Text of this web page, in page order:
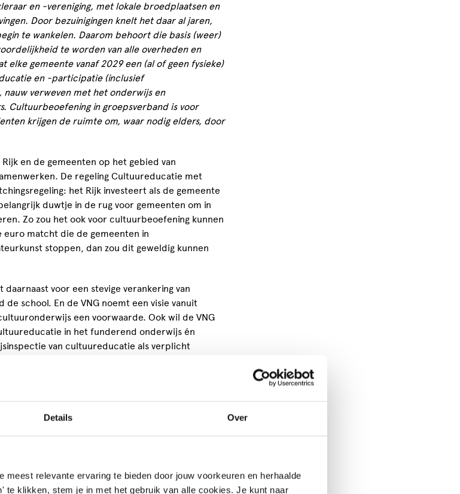
Details Over
relevante ervaring te bieden door jouw voorkeuren en herhaalde
te klikken, stem je in met het gebruik van alle cookies. Je kunt naar
en -vereniging, met lokale broedplaatsen en
Door bezuinigingen knelt het daar al jaren,
te wankelen. Daarom behoort die basis (weer)
te worden van alle overheden en
elke gemeente vanaf 2029 een (al of geen fysieke)
en -participatie (inclusief
verweven met het onderwijs en
Cultuurbeoefening in groepsverband is voor
krijgen de ruimte om, waar nodig elders, door
en de gemeenten op het gebied van
De regeling Cultuureducatie met
het Rijk investeert als de gemeente
duwtje in de rug voor gemeenten om in
Zo zou het ook voor cultuurbeoefening kunnen
matcht die de gemeenten in
stoppen, dan zou dit geweldig kunnen
voor een stevige verankering van
school. En de VNG noemt een visie vanuit
een voorwaarde. Ook wil de VNG
in het funderend onderwijs én
van cultuureducatie als verplicht
amateurs
om de strikte scheiding tussen professionele
door te stromen, komen vaak terecht in een
wal en schip vallen als het gaat om